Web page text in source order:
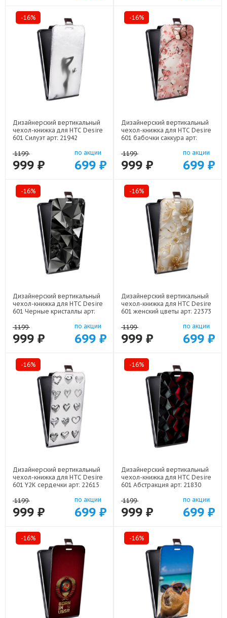
-16%
Дизайнерский вертикальный
чехол-книжка для HTC Desire
601 Силуэт арт: 21942
1199
999 ₽
по акции
699 ₽
-16%
Дизайнерский вертикальный
чехол-книжка для HTC Desire
601 бабочки саккура арт:
1199
999 ₽
по акции
699 ₽
-16%
Дизайнерский вертикальный
чехол-книжка для HTC Desire
601 Черные кристаллы арт:
1199
999 ₽
по акции
699 ₽
-16%
Дизайнерский вертикальный
чехол-книжка для HTC Desire
601 женский цветы арт: 22373
1199
999 ₽
по акции
699 ₽
-16%
Дизайнерский вертикальный
чехол-книжка для HTC Desire
601 Y2K сердечки арт: 22615
1199
999 ₽
по акции
699 ₽
-16%
Дизайнерский вертикальный
чехол-книжка для HTC Desire
601 Абстракция арт: 21830
1199
999 ₽
по акции
699 ₽
-16% -16%